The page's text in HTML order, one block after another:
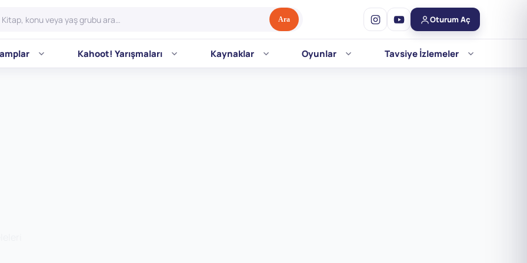
Ara Oturum Aç
Kahoot! Yarışmaları Kaynaklar Oyunlar Tavsiye İzlemeler